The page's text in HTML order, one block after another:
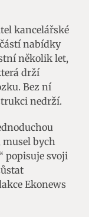
kancelářské
nabídky
několik let,
drží
Bez ní
nedrží.
bych
popisuje svoji
Ekonews